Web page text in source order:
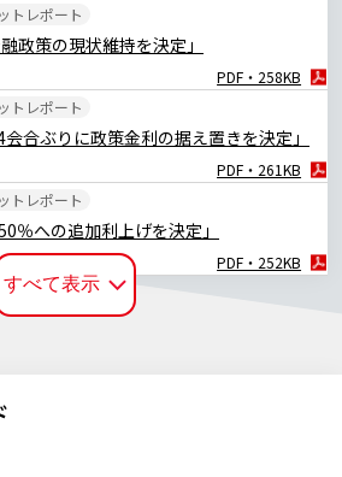
政策の現状維持を決定」
トレポート
PDF・258KB
合ぶりに政策金利の据え置きを決定」
トレポート
PDF・261KB
％への追加利上げを決定」
トレポート
PDF・252KB
融政策の現状維持を決定」
トレポート
3会合連続で利下げを決定」
すべて表示